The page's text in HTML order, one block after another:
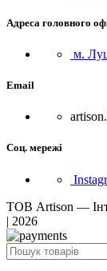
Адреса головного
м.
Email
Соц. мережі
ТОВ Artison —
| 2026